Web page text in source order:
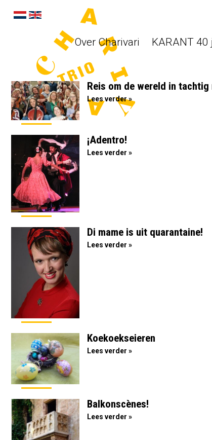
Over Charivari KARANT 40
Reis om de wereld in tachtig
Lees verder »
¡Adentro!
Lees verder »
Di mame is uit quarantaine!
Lees verder »
Koekoekseieren
Lees verder »
Balkonscènes!
Lees verder »